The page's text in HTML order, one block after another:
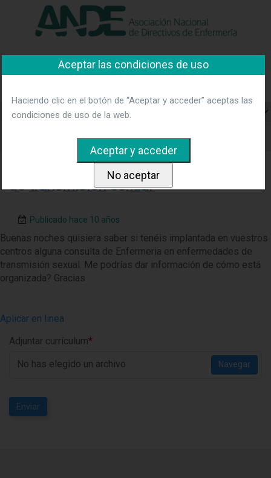
"Ver política"
Asociación Nacional de
Consulta Enfermeria en enfermedades
de transmisión sexual
Publicado hace 10 años
Buenas noches quisiera saber si tenéis implantada en vuestros
centros alguna consulta de Enfermeria en enfermedades de
transmisión sexual. Me podrías dar información de cómo está
organizada? Gracias
Aplicar en linea
Adjuntar currículum*
No has elegido un archivo
Navegar
Enviar
Aceptar las condiciones de uso
Haciendo clic en el botón de “Aceptar y acceder” aceptas las
condiciones de uso de la web.